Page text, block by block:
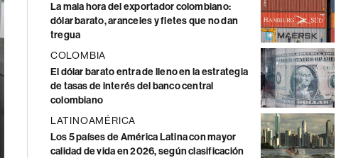
La mala hora del exportador colombiano:
dólar barato, aranceles y fletes que no dan
tregua
COLOMBIA
El dólar barato entra de lleno en la estrategia
de tasas de interés del banco central
colombiano
LATINOAMÉRICA
Los 5 países de América Latina con mayor
calidad de vida en 2026, según clasificación